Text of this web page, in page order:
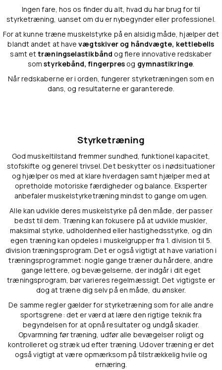
Ingen fare, hos os finder du alt, hvad du har brug for til
styrketræning, uanset om du er nybegynder eller professionel.
For at kunne træne muskelstyrke på en alsidig måde, hjælper det
blandt andet at havevægtskiver og håndvægte, kettlebells
samt ettræningselastikbånd og flere innovative redskaber
somstyrkebånd, fingerpres og gymnastikringe.
Når redskaberne er i orden, fungerer styrketræningen som en
dans, og resultaterne er garanterede.
Styrketræning
God muskeltilstand fremmer sundhed, funktionel kapacitet,
stofskifte og generel trivsel. Det beskytter os i nødsituationer
og hjælper os med at klare hverdagen samt hjælper med at
opretholde motoriske færdigheder og balance. Eksperter
anbefaler muskelstyrketræning mindst to gange om ugen.
Alle kan udvikle deres muskelstyrke på den måde, der passer
bedst til dem. Træning kan fokusere på at udvikle muskler,
maksimal styrke, udholdenhed eller hastighedsstyrke, og din
egen træning kan opdeles i muskelgrupper fra 1. division til 5.
division træningsprogram. Det er også vigtigt at have variation i
træningsprogrammet: nogle gange træner du hårdere, andre
gange lettere, og bevægelserne, der indgår i dit eget
træningsprogram, bør varieres regelmæssigt. Det vigtigste er
dog at træne dig selv på en måde, du ønsker.
De samme regler gælder for styrketræning som for alle andre
sportsgrene: det er værd at lære den rigtige teknik fra
begyndelsen for at opnå resultater og undgå skader.
Opvarmning før træning, udfør alle bevægelser roligt og
kontrolleret og stræk ud efter træning. Udover træning er det
også vigtigt at være opmærksom på tilstrækkelig hvile og
ernæring.